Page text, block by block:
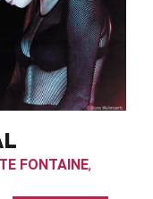
FONTAINE,